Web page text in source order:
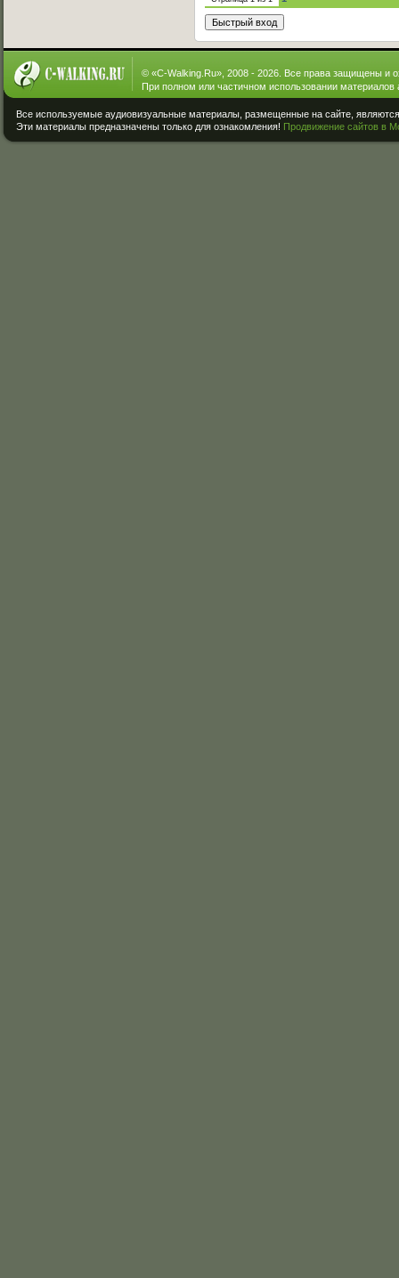
© «C-Walking.Ru», 2008 - 2026. Все права защищены и
При полном или частичном использовании материалов
Все используемые аудиовизуальные материалы, размещенные на сайте,
Эти материалы предназначены только для ознакомления! Продвижение сайтов в